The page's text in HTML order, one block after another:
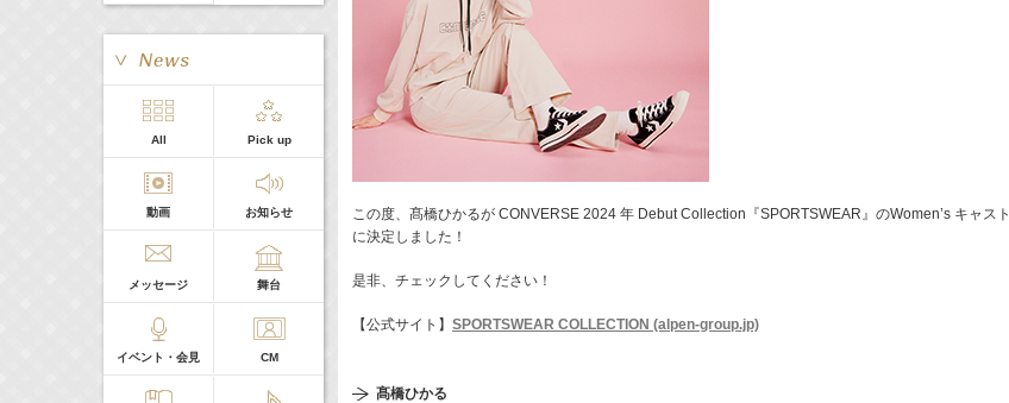
> More
この度、髙橋ひかるが CONVERSE 2024 年 Debut Collection『SPORTSWEAR』のWomen’s キャスト
に決定しました！
是非、チェックしてください！
【公式サイト】 SPORTSWEAR COLLECTION (alpen-group.jp)
髙橋ひかる
All Pick up
動画 お知らせ
メッセージ 舞台
イベント・会見 CM
５０音順